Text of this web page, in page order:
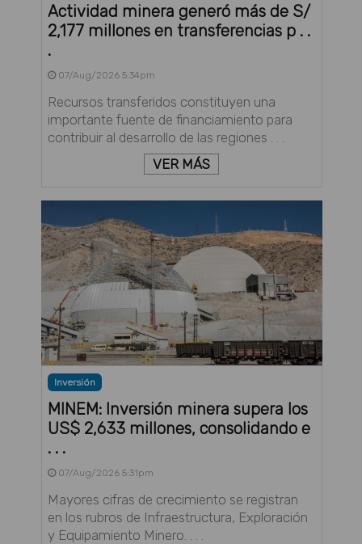
Actividad minera generó más de S/
2,177 millones en transferencias p . .
.
07/Aug/2026 5:34pm
Recursos transferidos constituyen una
importante fuente de financiamiento para
contribuir al desarrollo de las regiones . . .
VER MÁS
Inversión
MINEM: Inversión minera supera los
US$ 2,633 millones, consolidando e
. . .
07/Aug/2026 5:31pm
Mayores cifras de crecimiento se registran
en los rubros de Infraestructura, Exploración
y Equipamiento Minero. . . .